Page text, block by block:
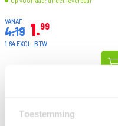
Toestemming
VANAF
4.19 1 99
1.64 EXCL. BTW